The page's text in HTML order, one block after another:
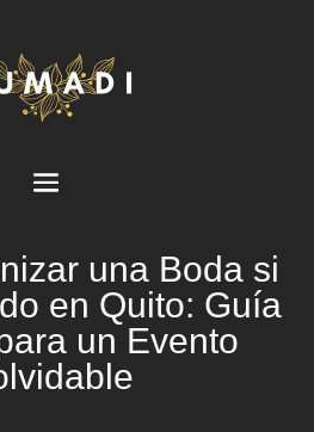
una Boda si
en Quito: Guía
un Evento